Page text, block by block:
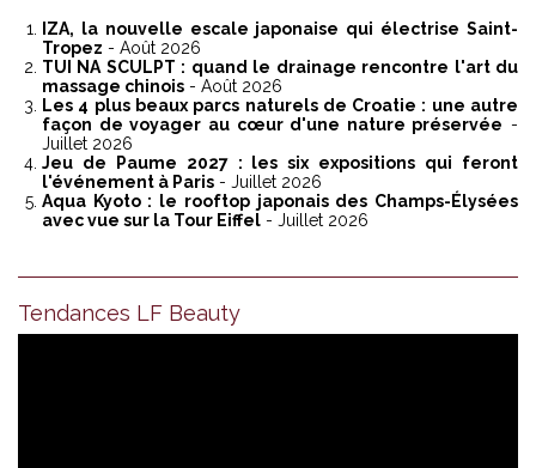
IZA, la nouvelle escale japonaise qui électrise Saint-
Tropez - Août 2026
TUI NA SCULPT : quand le drainage rencontre l'art du
massage chinois - Août 2026
Les 4 plus beaux parcs naturels de Croatie : une autre
façon de voyager au cœur d'une nature préservée -
Juillet 2026
Jeu de Paume 2027 : les six expositions qui feront
l'événement à Paris - Juillet 2026
Aqua Kyoto : le rooftop japonais des Champs-Élysées
avec vue sur la Tour Eiffel - Juillet 2026
Tendances LF Beauty